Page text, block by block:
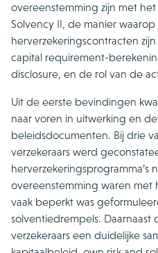
overeenstemming zijn met
Solvency II, de manier
herverzekeringscontracten
capital requirement-
disclosure, en de rol van de
Uit de eerste bevindingen
naar voren in uitwerking en
beleidsdocumenten. Bij drie
verzekeraars werd
herverzekeringsprogramma’s
overeenstemming waren met
vaak beperkt was
solventiedrempels. Daarnaast
verzekeraars een duidelijke